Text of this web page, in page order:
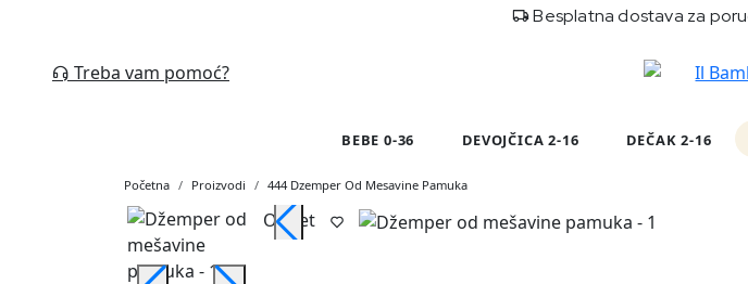
Besplatna dostava za
Treba vam pomoć?
BEBE 0-36 DEVOJČICA 2-16 DEČAK 2-16
Početna Proizvodi 444 Dzemper Od Mesavine Pamuka
Outlet